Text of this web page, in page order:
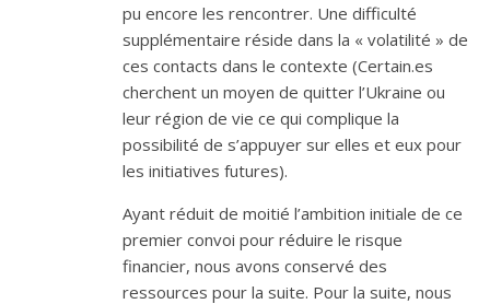
pu encore les rencontrer. Une difficulté
supplémentaire réside dans la « volatilité » de
ces contacts dans le contexte (Certain.es
cherchent un moyen de quitter l’Ukraine ou
leur région de vie ce qui complique la
possibilité de s’appuyer sur elles et eux pour
les initiatives futures).
Ayant réduit de moitié l’ambition initiale de ce
premier convoi pour réduire le risque
financier, nous avons conservé des
ressources pour la suite. Pour la suite, nous